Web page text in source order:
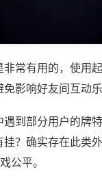
常有用的，使用
影响好友间互动乐
到部分用户的牌
？确实存在此类
公平。